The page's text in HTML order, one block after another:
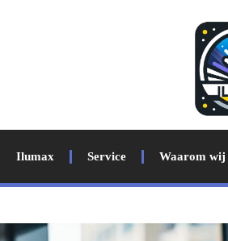
Ilumax Service Waarom wij